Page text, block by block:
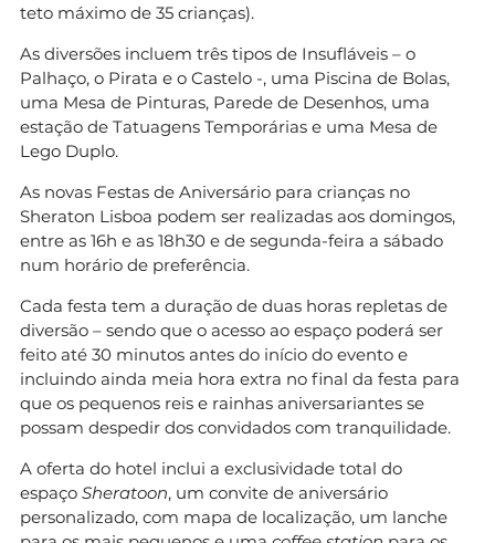
teto máximo de 35 crianças).
As diversões incluem três tipos de Insufláveis – o
Palhaço, o Pirata e o Castelo -, uma Piscina de Bolas,
uma Mesa de Pinturas, Parede de Desenhos, uma
estação de Tatuagens Temporárias e uma Mesa de
Lego Duplo.
As novas Festas de Aniversário para crianças no
Sheraton Lisboa podem ser realizadas aos domingos,
entre as 16h e as 18h30 e de segunda-feira a sábado
num horário de preferência.
Cada festa tem a duração de duas horas repletas de
diversão – sendo que o acesso ao espaço poderá ser
feito até 30 minutos antes do início do evento e
incluindo ainda meia hora extra no final da festa para
que os pequenos reis e rainhas aniversariantes se
possam despedir dos convidados com tranquilidade.
A oferta do hotel inclui a exclusividade total do
espaço Sheratoon, um convite de aniversário
personalizado, com mapa de localização, um lanche